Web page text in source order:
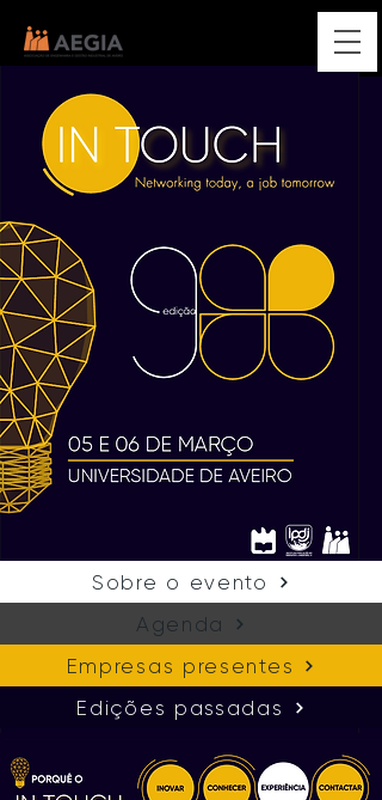
Sobre o evento
Agenda
Empresas presentes
Edições passadas